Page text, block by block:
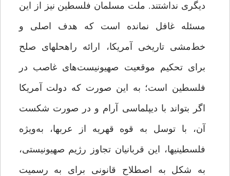
دیگری نداشتند. ملت مسلمان فلسطین نیز از این
مسئله غافل نمانده است که هدف اصلی و
خط‌مشی تاریخی آمریکا، ارائه راه‏حل‏های صلح
برای تحکیم موقعیت صهیونیست‌های غاصب در
فلسطین است؛ به این صورت که دولت آمریکا
اگر بتواند با دیپلماسی آرام و در صورت شکست
آن، با توسل به قوه قهریه از عرب‏ها، به‌ویژه
فلسطینی‏ها، این قربانیان تجاوز رژیم صهیونیستی،
به شکل به اصطلاح قانونی برای به رسمیت